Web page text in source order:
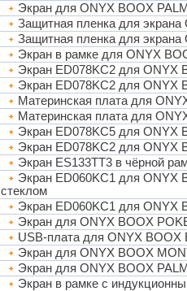
Экран для ONYX BOOX
Защитная пленка для экрана
Защитная пленка для экрана
Экран в рамке для ONYX
Экран ED078KC2 для ONYX
Экран ED078KC2 для
Материнская плата для
Материнская плата для
Экран ED078KC5 для
Экран ED078KC2 для ONYX
Экран ES133TT3 в чёрной
Экран ED060KC1 для ONYX
стеклом
Экран ED060KC1 для ONYX
Экран для ONYX BOOX
USB-плата для ONYX BOOX
Экран для ONYX BOOX
Экран для ONYX BOOX
Экран в рамке с